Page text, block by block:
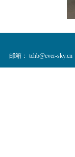
邮箱： tchb@ever-sky.cn